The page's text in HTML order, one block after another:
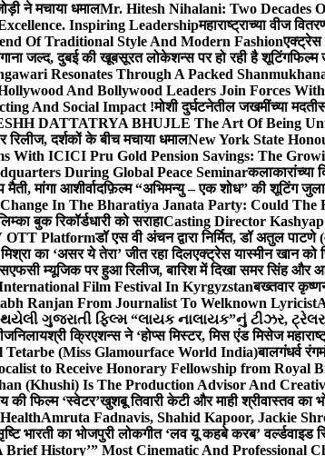
ने मचाया धमालMr. Hitesh Nihalani: Two Decades
Inspiring Leadershipमहाराष्ट्राच्या वीज
Of Traditional Style And Modern Fashionएक्ट्रेस
गाना जल्द, दुबई की खूबसूरत लोकेशन्स पर हो रही है शूटिंगफिल्म
Resonates Through A Packed
And Bollywood Leaders Join Forces
And Social Impact !मोशी दुर्घटनेतील जखमींच्या
DATTATRYA BHUJLE The Art Of Being
रिलीज, दर्शकों के बीच मचाया धमालNew York State
With ICICI Pru Gold Pension Savings: The
During Global Peace Seminarकलाकारांच्या
मांगा आशीर्वादफ़िल्म “अभिमन्यु – एक शोध” की शूटिंग
In The Bharatiya Janata Party: Could
बुक रिकॉर्डधारी को सराहाCasting Director
OTT Platformडॉ एस वी अंचन द्वारा निर्मित, डॉ अतुल पाटणे
का ‘असर ये तेरा’ जीत रहा दिलएक्ट्रेस यास्मीन खान को
एसएफसी म्यूजिक पर हुआ रिलीज, बारिश में दिखा समर सिंह और
Film Festival In Kyrgyzstanबख्तवार
Ranjan From Journalist To Welknown Lyricist
ગુજરાતી ફિલ્મ “લાયક નાલાયક”નું ટીઝર,
निलायश्री क्रिएशन्स ने ‘होप्स मिस्टर, मिस एंड मिसेज
(Miss Glamourface World India)बालगंधर्व
to Receive Honorary Fellowship from Royal
(Khushi) Is The Production Advisor And
की फिल्म ‘स्वेटर’खुशबू तिवारी केटी और माही श्रीवास्तव का
Amruta Fadnavis, Shahid Kapoor, Jackie
भारती का भोजपुरी लोकगीत ‘लव यू कहबे करब’ वर्ल्डवाइड
History’” Most Cinematic And Professional